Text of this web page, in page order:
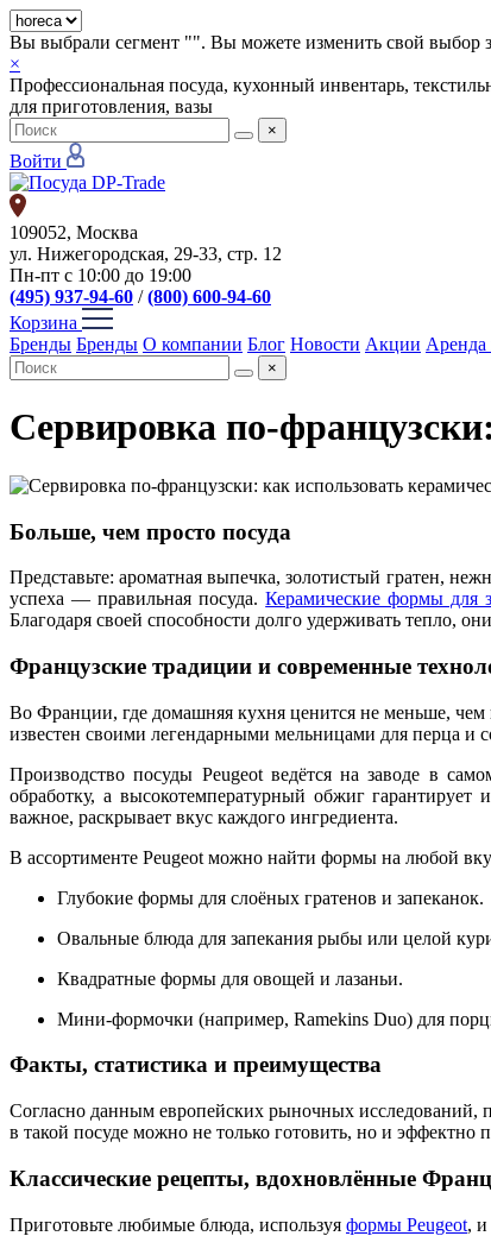
Вы выбрали сегмент "". Вы можете изменить свой выбор
×
Профессиональная посуда, кухонный инвентарь,
для приготовления, вазы
×
Войти
109052, Москва
ул. Нижегородская, 29-33, стр. 12
Пн-пт с 10:00 до 19:00
(495) 937-94-60 /(800) 600-94-60
Корзина
Бренды Бренды О компании Блог Новости Акции Аренда
×
Сервировка по-
Больше, чем просто посуда
Представьте: ароматная выпечка, золотистый гратен,
успеха — правильная посуда.Керамические формы для
Благодаря своей способности долго удерживать тепло,
Французские традиции и современные
Во Франции, где домашняя кухня ценится не меньше, чем
известен своими легендарными мельницами для перца и
Производство посуды Peugeot ведётся на заводе в
обработку, а высокотемпературный обжиг
важное, раскрывает вкус каждого ингредиента.
В ассортименте Peugeot можно найти формы на любой
Глубокие формы для слоёных гратенов и запеканок.
Овальные блюда для запекания рыбы или целой
Квадратные формы для овощей и лазаньи.
Мини-формочки (например, Ramekins Duo) для
Факты, статистика и преимущества
Согласно данным европейских рыночных исследований,
в такой посуде можно не только готовить, но и эффектно
Классические рецепты, вдохновлённые
Приготовьте любимые блюда, используя формы Peugeot, и